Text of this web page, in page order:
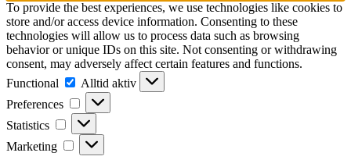
To provide the best experiences, we use technologies like cookies to
store and/or access device information. Consenting to these
technologies will allow us to process data such as browsing
behavior or unique IDs on this site. Not consenting or withdrawing
consent, may adversely affect certain features and functions.
Functional
Functional
Alltid aktiv
Preferences
Preferences
Statistics Statistics
Marketing Marketing